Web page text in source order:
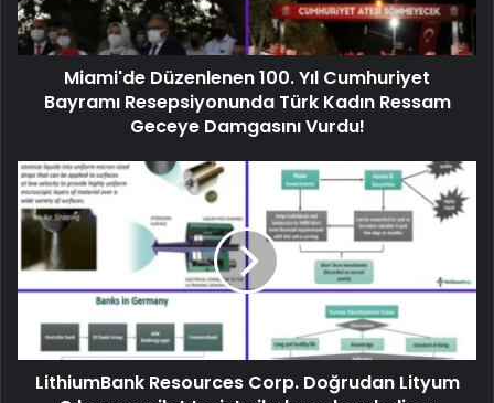
Miami'de Düzenlenen 100. Yıl Cumhuriyet
Bayramı Resepsiyonunda Türk Kadın Ressam
Geceye Damgasını Vurdu!
LithiumBank Resources Corp. Doğrudan Lityum